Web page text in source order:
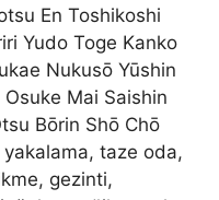
En Toshikoshi
Yudo Toge Kanko
Nukusō Yūshin
Mai Saishin
Bōrin Shō Chō
yakalama, taze oda,
gezinti,